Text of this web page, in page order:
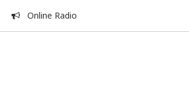
Online Radio